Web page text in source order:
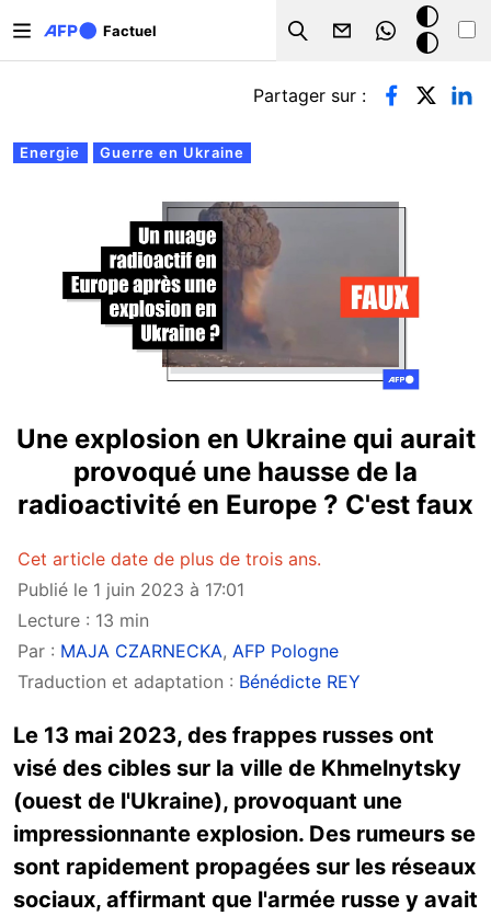
Factuel
Search
Mode
sombre
Onglets principaux
Energie Guerre en Ukraine
Partager sur :
Une explosion en Ukraine qui aurait
provoqué une hausse de la
radioactivité en Europe ? C'est faux
Cet article date de plus de trois ans.
Publié le 1 juin 2023 à 17:01
Lecture : 13 min
Par : MAJA CZARNECKA, AFP Pologne
Traduction et adaptation : Bénédicte REY
Le 13 mai 2023, des frappes russes ont
visé des cibles sur la ville de Khmelnytsky
(ouest de l'Ukraine), provoquant une
impressionnante explosion. Des rumeurs se
sont rapidement propagées sur les réseaux
sociaux, affirmant que l'armée russe y avait